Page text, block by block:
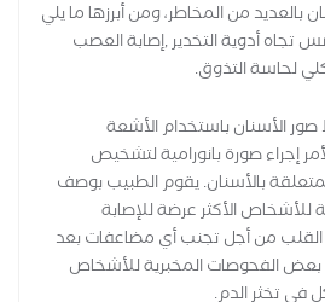
بالعديد من المخاطر، ومن أبرزها ما يلي
أدوية التخدير ,إصابة العصب
لحاسة التذوق.
الأسنان باستخدام الأشعة
إجراء صورة بانورامية لتشخيص
بالأسنان. يقوم الطبيب بوصف
للأشخاص الأكثر عرضة للإصابة
القلب من أجل تجنب أي مضاعفات بعد
بعض الفحوصات المخبرية للأشخاص
في تخثر الدم.